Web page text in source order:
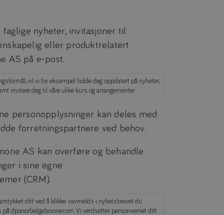
faglige nyheter, invitasjoner til
eller produktrelatert
AS på e‑post.
vil vi for eksempel holde deg oppdatert på nyheter,
invitere deg til våre ulike kurs og arrangementer.
personopplysninger kan deles med
forretningspartnere ved behov.
AS kan overføre og behandle
i sine egne
(CRM).
ditt ved å klikke «avmeld» i nyhetsbrevet du
dpo.norbal@danone.com. Vi verdsetter personvernet ditt